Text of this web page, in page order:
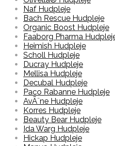
Naf Hudpleje
Bach Rescue Hudpleje
Organic Boost Hudpleje
Faaborg Pharma
Heimish Hudpleje
Scholl Hudpleje
Ducray Hudpleje
Mellisa Hudpleje
Decubal Hudpleje
Paco Rabanne Hudpleje
AvÃ¨ne Hudpleje
Korres Hudpleje
Beauty Bear Hudpleje
Ida Warg Hudpleje
Hickap Hudpleje